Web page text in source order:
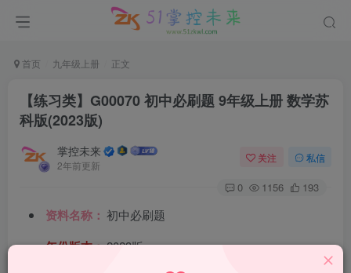
首页 九年级上册 正文
【练习类】G00070 初中必刷题 9年级上册 数学苏
科版(2023版)
掌控未来
2年前更新
关注 私信
0 1156 193
资料名称： 初中必刷题
年份版本：2023版